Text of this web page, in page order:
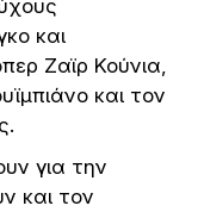
και
Ζαϊρ Κούνια,
και τον
για την
και τον